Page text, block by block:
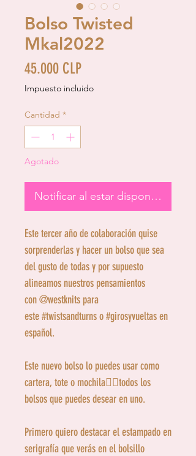
Bolso Twisted
Mkal2022
45.000 CLPPrecio
Impuesto incluido
Cantidad *
Agotado
Notificar al estar disponible
Este tercer año de colaboración quise
sorprenderlas y hacer un bolso que sea
del gusto de todas y por supuesto
alineamos nuestros pensamientos
con @westknits para
este #twistsandturns o #girosyvueltas en
español.
Este nuevo bolso lo puedes usar como
cartera, tote o mochila👌🏻todos los
bolsos que puedes desear en uno.
Primero quiero destacar el estampado en
serigrafía que verás en el bolsillo